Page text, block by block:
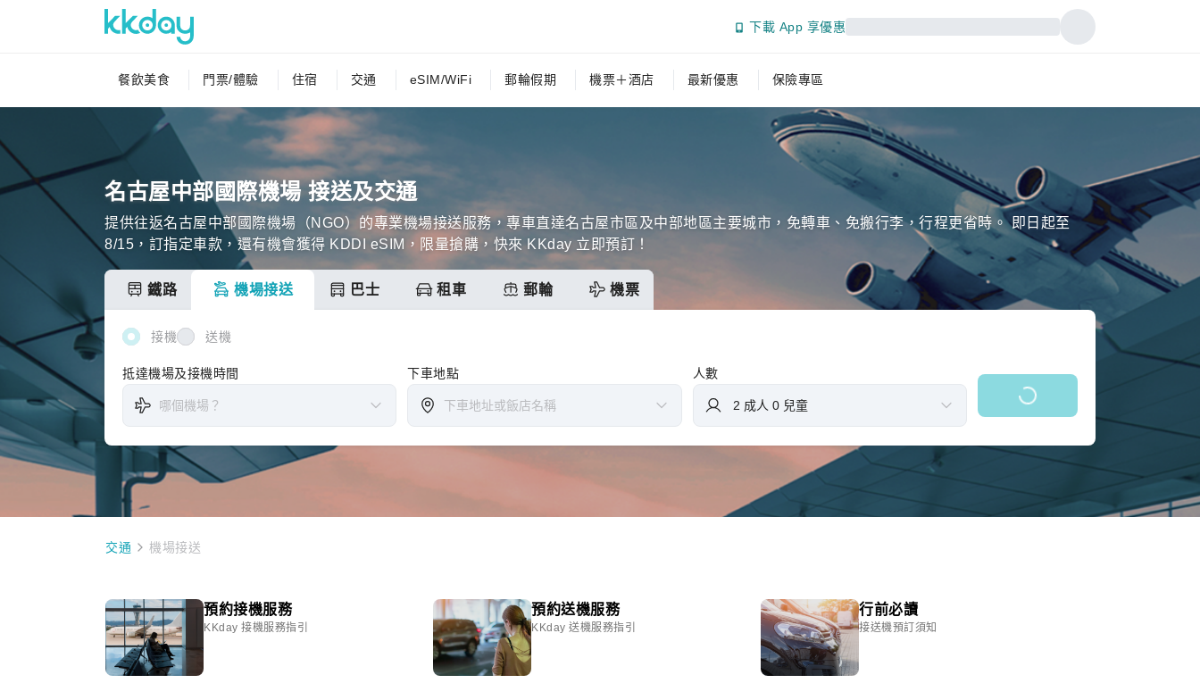
下載 App 享優惠
餐飲美食 門票/體驗 住宿 交通 eSIM/WiFi 郵輪假期 機票＋酒店 最新優惠 保險專區
名古屋中部國際機場 接送及交通
提供往返名古屋中部國際機場（NGO）的專業機場接送服務，專車直達名古屋市區及中部地區主要城市，免轉車、免搬行李，行程更省時。 即日起至
8/15，訂指定車款，還有機會獲得 KDDI eSIM，限量搶購，快來 KKday 立即預訂！
鐵路 機場接送 巴士 租車 郵輪 機票
接機 送機
抵達機場及接機時間 下車地點 人數
交通 機場接送
預約接機服務
KKday 接機服務指引
預約送機服務
KKday 送機服務指引
行前必讀
接送機預訂須知